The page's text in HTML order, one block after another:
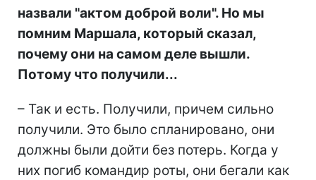
назвали "актом доброй воли". Но мы
помним Маршала, который сказал,
почему они на самом деле вышли.
Потому что получили...
– Так и есть. Получили, причем сильно
получили. Это было спланировано, они
должны были дойти без потерь. Когда у
них погиб командир роты, они бегали как